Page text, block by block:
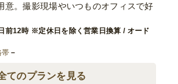
意。撮影現場やいつものオフィスで好
前12時 ※定休日を除く営業日換算 / オード
帯 －
てのプランを見る